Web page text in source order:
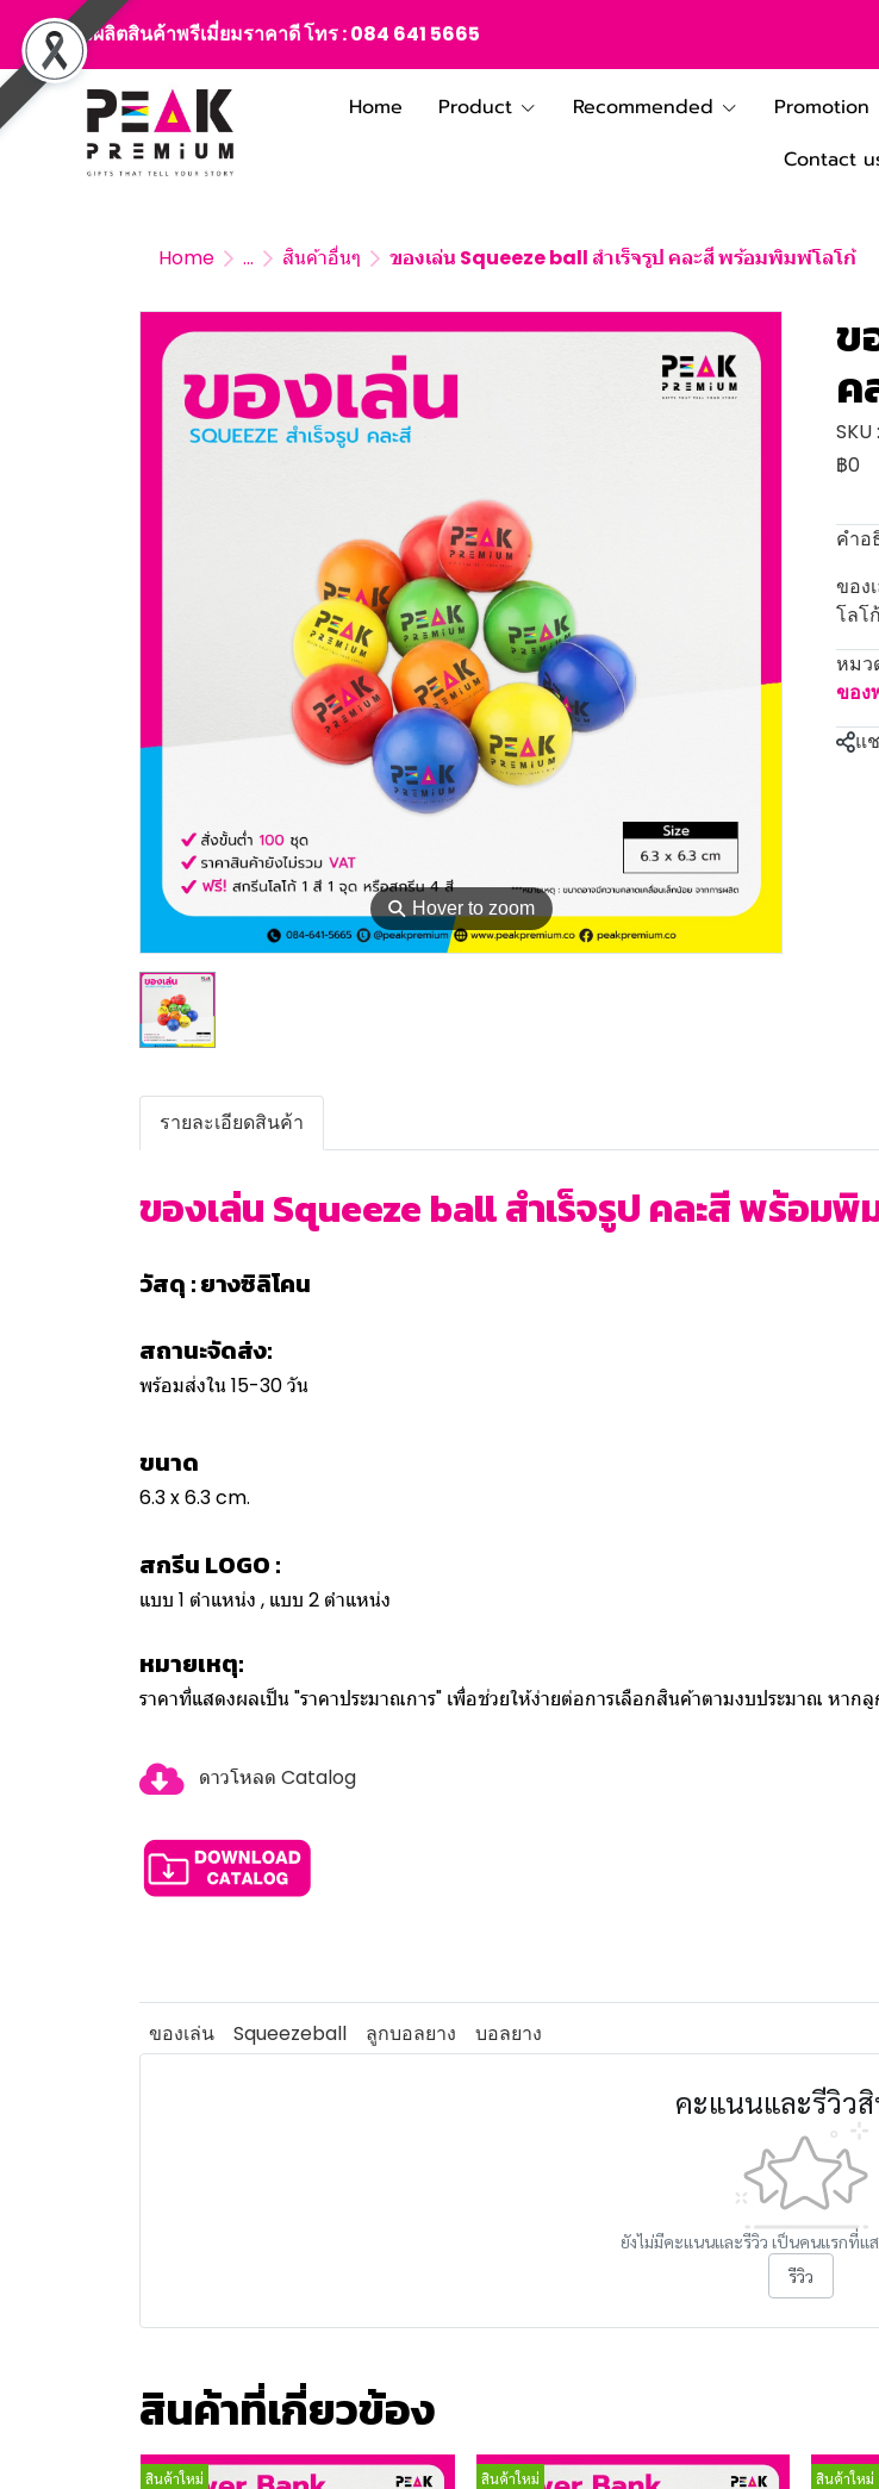
สั่งผลิตสินค้าพรีเมี่ยมราคาดี โทร :084 641 5665
Home Product Recommended Promotion
Contact
Home ... สินค้าอื่นๆ ของเล่น Squeeze ball สำเร็จรูป คละสี พร้อมพิมพ์โลโก้
⚲Hover to zoom
ข
ค
฿0
คำอ
ของ
โลโ
หมว
ของ
แ
รายละเอียดสินค้า
ของเล่น Squeeze ball สำเร็จรูป คละสี พร้อม
วัสดุ : ยางซิลิโคน
สถานะจัดส่ง:
พร้อมส่งใน 15-30 วัน
ขนาด
6.3 x 6.3 cm.
สกรีน LOGO :
แบบ 1 ตำแหน่ง , แบบ 2 ตำแหน่ง
หมายเหตุ:
ราคาที่แสดงผลเป็น "ราคาประมาณการ" เพื่อช่วยให้ง่ายต่อการเลือกสินค้าตามงบประมาณ หา
ดาวโหลด Catalog
ของเล่น Squeezeball ลูกบอลยาง บอลยาง
คะแนนและรีวิว
ยังไม่มีคะแนนและรีวิว เป็นคนแรกที่แ
รีวิว
สินค้าที่เกี่ยวข้อง
สินค้าใหม่
สินค้าใหม่
สินค้าใหม่